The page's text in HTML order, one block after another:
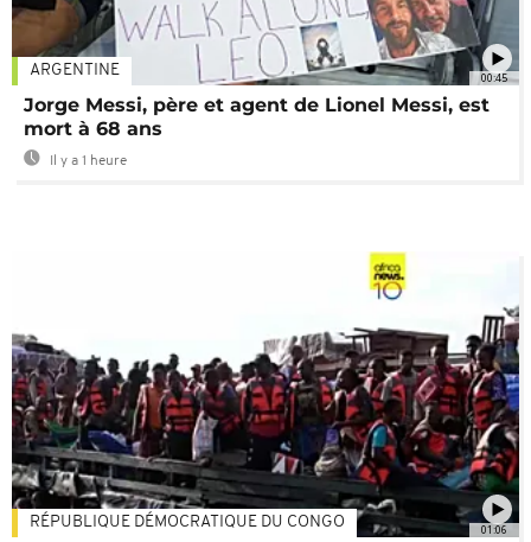
00:45
ARGENTINE
Jorge Messi, père et agent de Lionel Messi, est
mort à 68 ans
Il y a 1 heure
01:06
RÉPUBLIQUE DÉMOCRATIQUE DU CONGO